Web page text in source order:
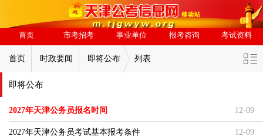
首页 市考招考 事业单位 报考咨询 考试资料
首页 时政要闻 即将公布 列表
即将公布
2027年天津公务员报名时间 12-09
2027年天津公务员考试基本报考条件 12-09